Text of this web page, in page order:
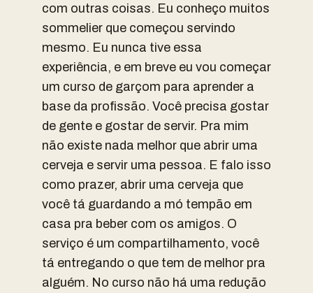
com outras coisas. Eu conheço muitos
sommelier que começou servindo
mesmo. Eu nunca tive essa
experiência, e em breve eu vou começar
um curso de garçom para aprender a
base da profissão. Você precisa gostar
de gente e gostar de servir. Pra mim
não existe nada melhor que abrir uma
cerveja e servir uma pessoa. E falo isso
como prazer, abrir uma cerveja que
você tá guardando a mó tempão em
casa pra beber com os amigos. O
serviço é um compartilhamento, você
tá entregando o que tem de melhor pra
alguém. No curso não há uma redução